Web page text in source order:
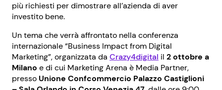
più richiesti per dimostrare all’azienda di aver
investito bene.
Un tema che verrà affrontato nella conferenza
internazionale “Business Impact from Digital
Marketing”, organizzata da Crazy4digital il 2 ottobre a
Milano e di cui Marketing Arena è Media Partner,
presso Unione Confcommercio Palazzo Castiglioni